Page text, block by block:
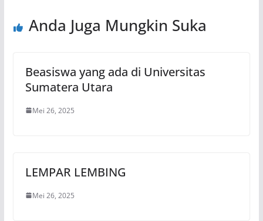
Anda Juga Mungkin Suka
Beasiswa yang ada di Universitas
Sumatera Utara
Mei 26, 2025
LEMPAR LEMBING
Mei 26, 2025